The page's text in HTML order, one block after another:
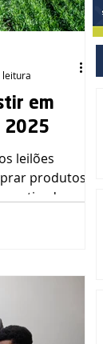
em
2025
leilões
produtos
o desconto
leitura